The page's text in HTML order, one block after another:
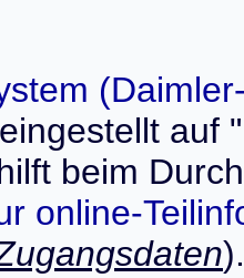
auf
beim
online-
).